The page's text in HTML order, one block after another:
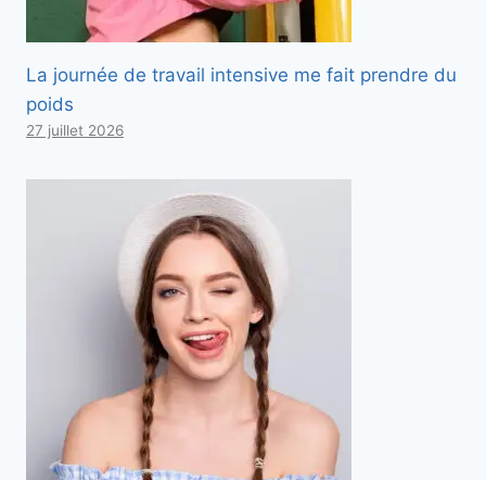
La journée de travail intensive me fait prendre du
poids
27 juillet 2026